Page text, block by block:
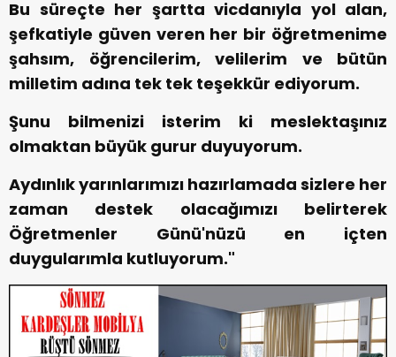
Bu süreçte her şartta vicdanıyla yol alan,
şefkatiyle güven veren her bir öğretmenime
şahsım, öğrencilerim, velilerim ve bütün
milletim adına tek tek teşekkür ediyorum.
Şunu bilmenizi isterim ki meslektaşınız
olmaktan büyük gurur duyuyorum.
Aydınlık yarınlarımızı hazırlamada sizlere her
zaman destek olacağımızı belirterek
Öğretmenler Günü'nüzü en içten
duygularımla kutluyorum."